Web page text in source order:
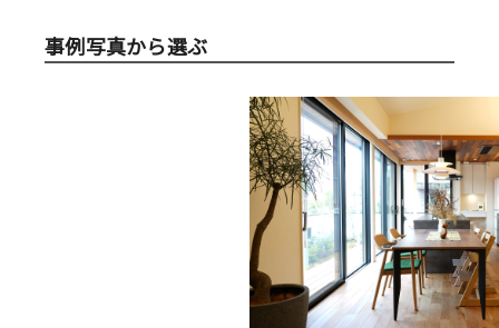
事例写真から選ぶ